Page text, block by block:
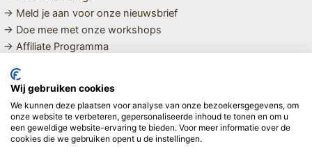
→ Meld je aan voor onze nieuwsbrief
→ Doe mee met onze workshops
→ Affiliate Programma
MET LIEFDE SAMENGESTELDE
BIOLOGISCHE EN DUURZAME PRODUCTEN VOOR HET HELE
GEZIN
Wij gebruiken cookies
We kunnen deze plaatsen voor analyse van onze bezoekersgegevens, om
onze website te verbeteren, gepersonaliseerde inhoud te tonen en om u
een geweldige website-ervaring te bieden. Voor meer informatie over de
cookies die we gebruiken opent u de instellingen.